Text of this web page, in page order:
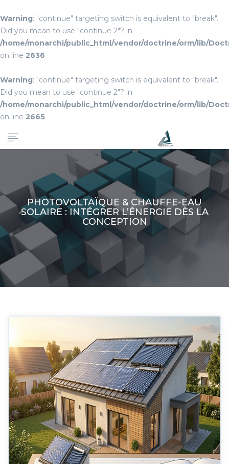
Warning: "continue" targeting switch is equivalent to "break".
Did you mean to use "continue 2"? in
/home/monarchi/public_html/vendor/doctrine/orm/lib/
on line 2636
Warning: "continue" targeting switch is equivalent to "break".
Did you mean to use "continue 2"? in
/home/monarchi/public_html/vendor/doctrine/orm/lib/
on line 2665
PHOTOVOLTAÏQUE & CHAUFFE-EAU
SOLAIRE : INTÉGRER L’ÉNERGIE DÈS LA
CONCEPTION